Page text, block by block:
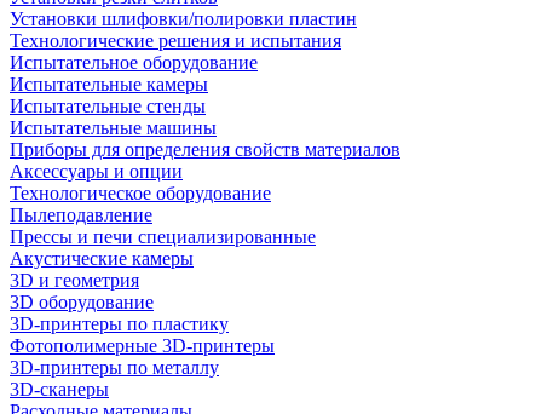
Установки шлифовки/полировки пластин
Технологические решения и испытания
Испытательное оборудование
Испытательные камеры
Испытательные стенды
Испытательные машины
Приборы для определения свойств материалов
Аксессуары и опции
Технологическое оборудование
Пылеподавление
Прессы и печи специализированные
Акустические камеры
3D и геометрия
3D оборудование
3D-принтеры по пластику
Фотополимерные 3D-принтеры
3D-принтеры по металлу
3D-сканеры